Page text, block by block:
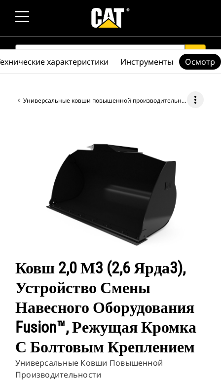
SEARCH search
Универсальные ковши повышенной производительности more_vert
Ковш 2,0 М3 (2,6 Ярда3),
Устройство Смены
Навесного Оборудования
Fusion™, Режущая Кромка
С Болтовым Креплением
Универсальные Ковши Повышенной
Производительности
характеристики Инструменты Осмотр